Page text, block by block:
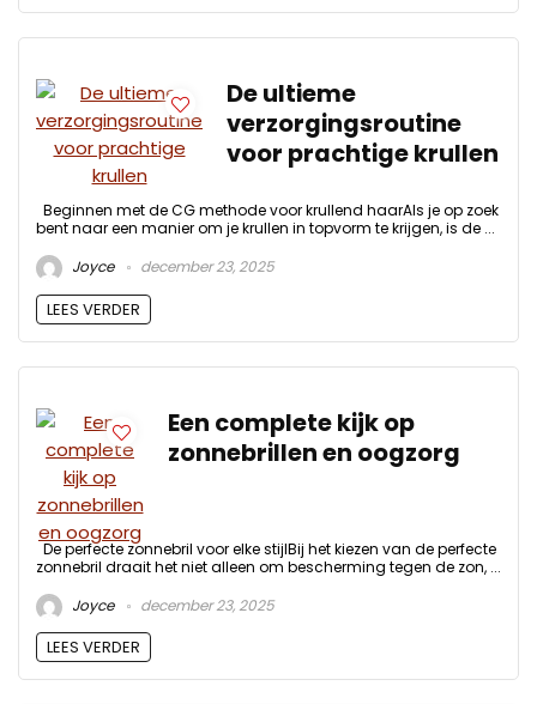
De ultieme
verzorgingsroutine
voor prachtige krullen
Beginnen met de CG methode voor krullend haarAls je op zoek
bent naar een manier om je krullen in topvorm te krijgen, is de ...
Joyce
december 23, 2025
LEES VERDER
Een complete kijk op
zonnebrillen en oogzorg
De perfecte zonnebril voor elke stijlBij het kiezen van de perfecte
zonnebril draait het niet alleen om bescherming tegen de zon, ...
Joyce
december 23, 2025
LEES VERDER